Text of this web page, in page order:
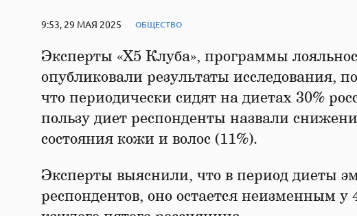
9:53, 29 МАЯ 2025 ОБЩЕСТВО
Эксперты «X5 Клуба», программы
опубликовали результаты исследования,
что периодически сидят на диетах 30%
пользу диет респонденты назвали
состояния кожи и волос (11%).
Эксперты выяснили, что в период диеты
респондентов, оно остается неизменным у